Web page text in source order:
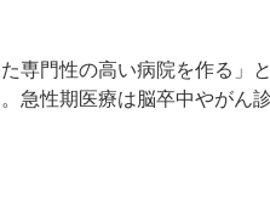
た専門性の高い病院を作る
急性期医療は脳卒中やがん